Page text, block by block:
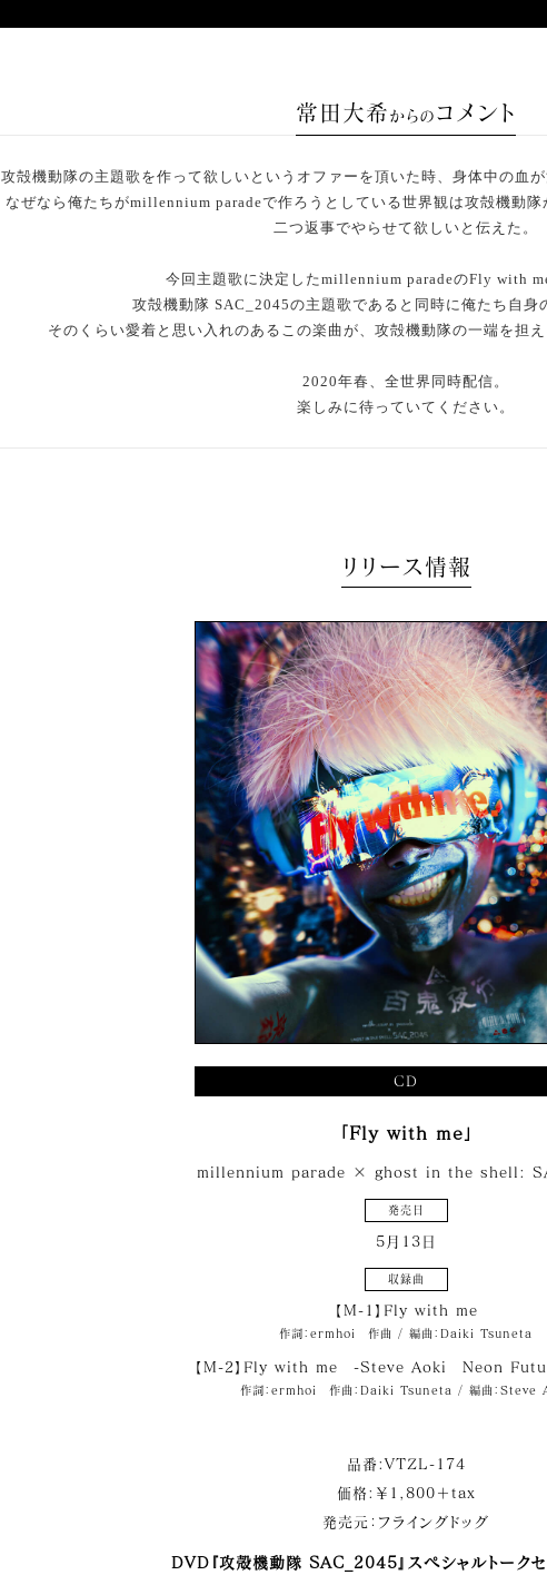
常田大希 からの コメント
攻殻機動隊の主題歌を作って欲しいという オファーを頂いた時、 身体中の血
なぜなら俺たちがmillennium paradeで作ろうとしている世界観は攻殻機動隊
二つ返事でやらせて欲しいと伝えた。
今回主題歌に決定したmillennium paradeのFly with
攻殻機動隊 SAC_2045の主題歌であると同時に俺たち自身
そのくらい愛着と思い入れのあるこの楽曲が、 攻殻機動隊の一端を担
2020年春、全世界同時配信。
楽しみに待っていてください。
リリース情報
CD
「Fly with me」
millennium parade × ghost in the shell:
発売日
5月13日
収録曲
【M-1】Fly with me
作詞：ermhoi 作曲 / 編曲：Daiki Tsuneta
【M-2】Fly with me -Steve Aoki Neon
作詞：ermhoi 作曲：Daiki Tsuneta / 編曲：Steve
品番:VTZL-174
価格:￥1,800＋tax
発売元：フライングドッグ
DVD『攻殻機動隊 SAC_2045』スペシャルトークセ